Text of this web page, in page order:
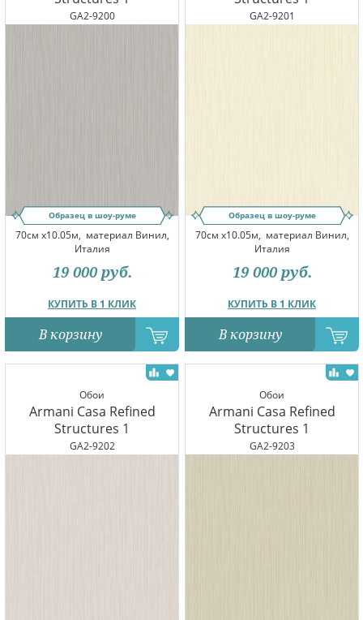
GA2-9200
Образец в шоу-руме
70см x10.05м, материал Винил,
Италия
КУПИТЬ В 1 КЛИК
19 000 руб.
В корзину
GA2-9201
Образец в шоу-руме
70см x10.05м, материал Винил,
Италия
КУПИТЬ В 1 КЛИК
19 000 руб.
В корзину
Обои
Armani Casa Refined
Structures 1
GA2-9202
Обои
Armani Casa Refined
Structures 1
GA2-9203